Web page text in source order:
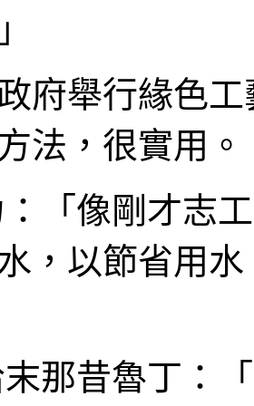
府舉行緣色
法，很實用。
：「像剛才志
，以節省用
末那昔魯丁：